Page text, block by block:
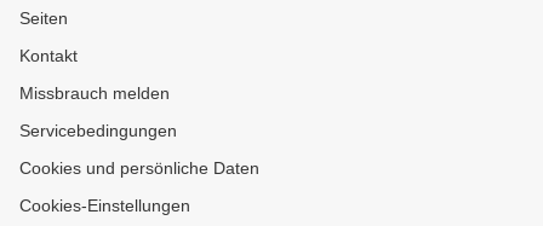
Seiten
Kontakt
Missbrauch melden
Servicebedingungen
Cookies und persönliche Daten
Cookies-Einstellungen